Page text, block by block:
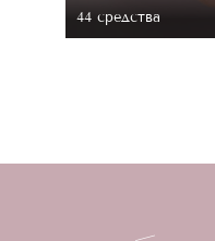
44 средствa